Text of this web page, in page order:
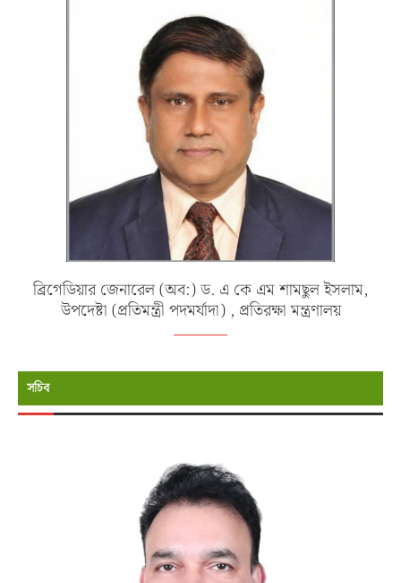
ব্রিগেডিয়ার জেনারেল (অব:) ড. এ কে এম শামছুল ইসলাম,
উপদেষ্টা (প্রতিমন্ত্রী পদমর্যাদা) , প্রতিরক্ষা মন্ত্রণালয়
সচিব